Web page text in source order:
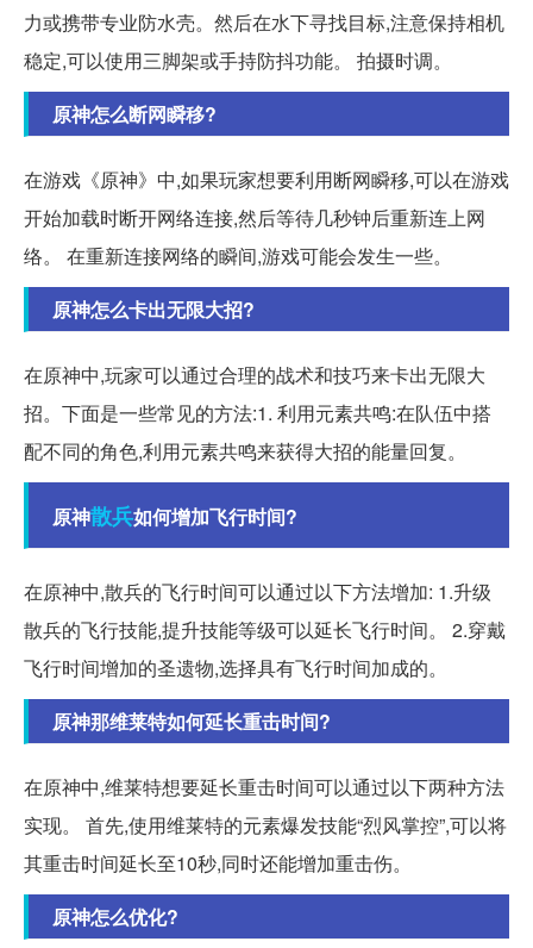
力或携带专业防水壳。然后在水下寻找目标,注意保持相机
稳定,可以使用三脚架或手持防抖功能。 拍摄时调。
原神怎么断网瞬移?
在游戏《原神》中,如果玩家想要利用断网瞬移,可以在游戏
开始加载时断开网络连接,然后等待几秒钟后重新连上网
络。 在重新连接网络的瞬间,游戏可能会发生一些。
原神怎么卡出无限大招?
在原神中,玩家可以通过合理的战术和技巧来卡出无限大
招。下面是一些常见的方法:1. 利用元素共鸣:在队伍中搭
配不同的角色,利用元素共鸣来获得大招的能量回复。
原神散兵如何增加飞行时间?
在原神中,散兵的飞行时间可以通过以下方法增加: 1.升级
散兵的飞行技能,提升技能等级可以延长飞行时间。 2.穿戴
飞行时间增加的圣遗物,选择具有飞行时间加成的。
原神那维莱特如何延长重击时间?
在原神中,维莱特想要延长重击时间可以通过以下两种方法
实现。 首先,使用维莱特的元素爆发技能“烈风掌控”,可以将
其重击时间延长至10秒,同时还能增加重击伤。
原神怎么优化?